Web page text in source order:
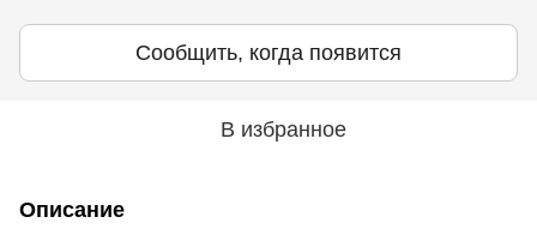
Сообщить, когда появится
В избранное
Описание